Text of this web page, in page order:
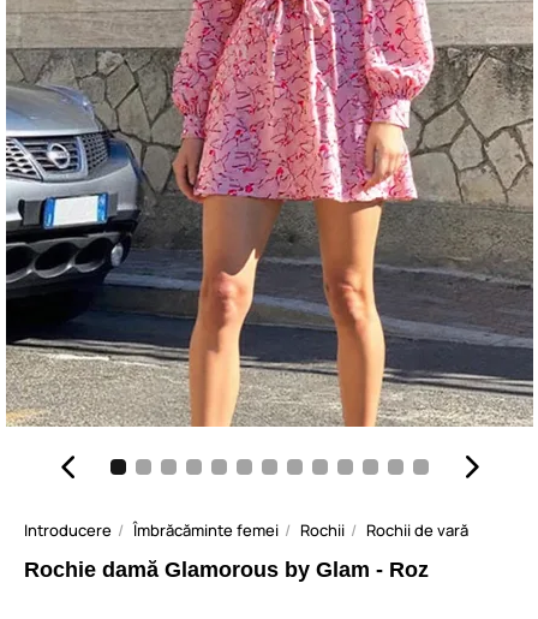
Introducere Îmbrăcăminte femei Rochii Rochii de vară
Rochie damă Glamorous by Glam - Roz